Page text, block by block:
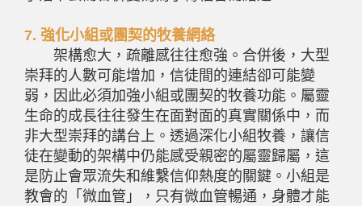
7. 強化小組或團契的牧養網絡
架構愈大，疏離感往往愈強。合併後，大型
崇拜的人數可能增加，信徒間的連結卻可能變
弱，因此必須加強小組或團契的牧養功能。屬靈
生命的成長往往發生在面對面的真實關係中，而
非大型崇拜的講台上。透過深化小組牧養，讓信
徒在變動的架構中仍能感受親密的屬靈歸屬，這
是防止會眾流失和維繫信仰熱度的關鍵。小組是
教會的「微血管」，只有微血管暢通，身體才能